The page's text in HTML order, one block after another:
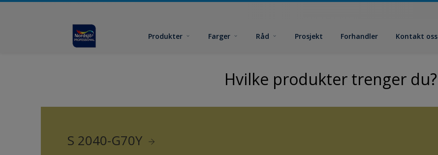
Produkter Farger Råd Prosjekt Forhandler Kontakt oss
Hvilke produkter trenger du?
S 2040-G70Y